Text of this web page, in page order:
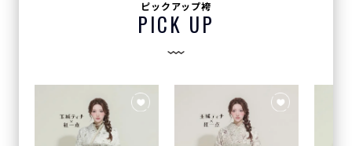
ピックアップ袴
PICK UP